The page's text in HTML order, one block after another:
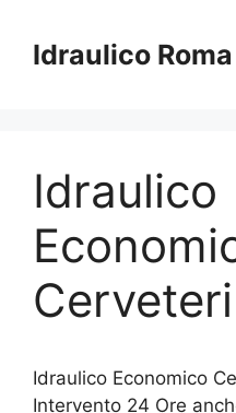
contenuto
Idraulico Roma
Idraulico
Cerveteri
Idraulico Economico
Intervento 24 Ore